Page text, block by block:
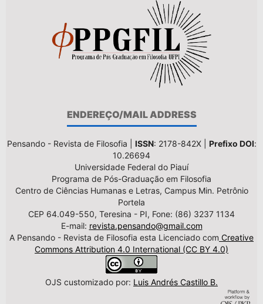
ENDEREÇO/MAIL ADDRESS
Pensando - Revista de Filosofia | ISSN: 2178-842X | Prefixo DOI:
10.26694
Universidade Federal do Piauí
Programa de Pós-Graduação em Filosofia
Centro de Ciências Humanas e Letras, Campus Min. Petrônio
Portela
CEP 64.049-550, Teresina - PI, Fone: (86) 3237 1134
E-mail: revista.pensando@gmail.com
A Pensando - Revista de Filosofia esta Licenciado com Creative
Commons Attribution 4.0 International (CC BY 4.0)
OJS customizado por: Luis Andrés Castillo B.